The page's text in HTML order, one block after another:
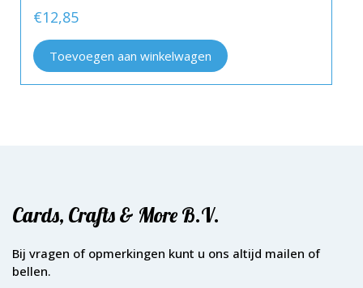
€12,85
Toevoegen aan winkelwagen
Cards, Crafts & More B.V.
Bij vragen of opmerkingen kunt u ons altijd mailen of
bellen.